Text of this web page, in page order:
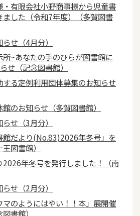
有限会社小野商事様から児童書
ました（令和7年度）（多賀図書
せ（4月分）
所~あなたの手のひらが図書館に
せ（記念図書館）
する定例利用団体募集のお知らせ
のお知らせ（多賀図書館）
せ（3月分）
館だより(No.83)2026年冬号」を
図書館）
2026年冬号を発行しました！（南
せ（2月分）
のようにはやい！！本」展開催
書館）